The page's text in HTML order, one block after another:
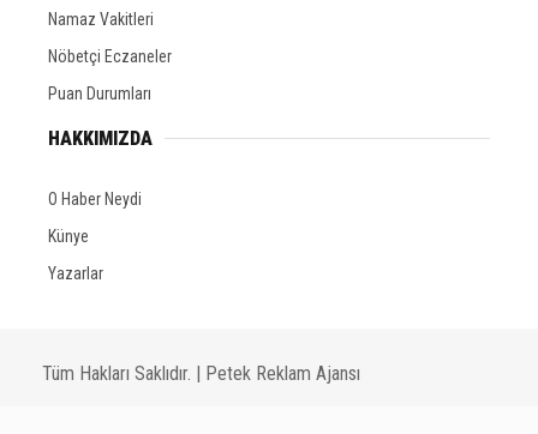
Namaz Vakitleri
Nöbetçi Eczaneler
Puan Durumları
HAKKIMIZDA
O Haber Neydi
Künye
Yazarlar
Tüm Hakları Saklıdır. | Petek Reklam Ajansı